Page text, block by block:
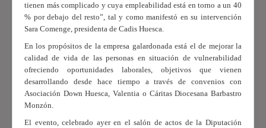
tienen más complicado y cuya empleabilidad está en torno a un 40
% por debajo del resto”, tal y como manifestó en su intervención
Sara Comenge, presidenta de Cadis Huesca.
En los propósitos de la empresa galardonada está el de mejorar la
calidad de vida de las personas en situación de vulnerabilidad
ofreciendo oportunidades laborales, objetivos que vienen
desarrollando desde hace tiempo a través de convenios con
Asociación Down Huesca, Valentia o Cáritas Diocesana Barbastro
Monzón.
El evento, celebrado ayer en el salón de actos de la Diputación